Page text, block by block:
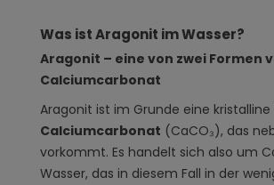
Was ist Aragonit im Wasser?
Aragonit – eine von zwei Formen
Calciumcarbonat
Aragonit ist im Grunde eine kristalline
Calciumcarbonat (CaCO₃), das
vorkommt. Es handelt sich also um
Wasser, das in diesem Fall in der